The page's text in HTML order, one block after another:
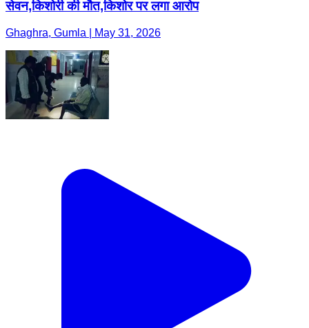
सेवन,किशोरी की मौत,किशोर पर लगा आरोप
Ghaghra, Gumla | May 31, 2026